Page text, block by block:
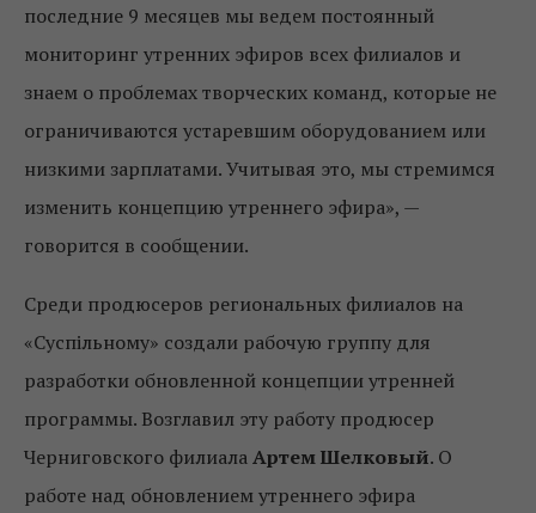
последние 9 месяцев мы ведем постоянный
мониторинг утренних эфиров всех филиалов и
знаем о проблемах творческих команд, которые не
ограничиваются устаревшим оборудованием или
низкими зарплатами. Учитывая это, мы стремимся
изменить концепцию утреннего эфира», —
говорится в сообщении.
Среди продюсеров региональных филиалов на
«Суспільному» создали рабочую группу для
разработки обновленной концепции утренней
программы. Возглавил эту работу продюсер
Черниговского филиалаАртем Шелковый. О
работе над обновлением утреннего эфира